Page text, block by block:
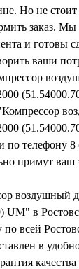
Но не стоит
заказ.
и готовы
ваши
по телефону
примут ваш
воздушный
в
всей
в
качества